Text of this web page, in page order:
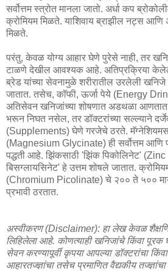
सर्वोत्तम स्त्रोत मानला जातो. अर्धा कप
क्रोमियम मिळते. याशिवाय ब्राझील नट्स आणि
मिळते.
परंतु, केवळ योग्य आहार घेणे पुरेसे नाही, तर
टाळणे देखील आवश्यक आहे. अतिप्रक्रिया
ब्रेड यांच्या सेवनामुळे शरीरातील उरलेली खनिजे
जातात. तसेच, कॉफी, ऊर्जा पेये (Energy
अतिसेवन खनिजांच्या शोषणात अडथळा
भरून निघत नसेल, तर डॉक्टरांच्या सल्ल्याने
(Supplements) घेणे गरजेचे ठरते.
(Magnesium Glycinate) ही सर्वोत्तम आणि
पद्धती आहे. झिंकसाठी 'झिंक पिकोलिनेट'
बिसग्लायसिनेट' हे उत्तम शोषले जातात.
(Chromium Picolinate) चे २०० ते ५००
प्रभावी ठरतात.
अस्वीकरण (Disclaimer): हा लेख केवळ
लिहिलेला आहे. कोणत्याही खनिजांचे किंवा
सेवन करण्यापूर्वी कृपया आपल्या डॉक्टरांचा
आहारतज्ज्ञांचा तसेच प्रमाणित वैद्यकीय